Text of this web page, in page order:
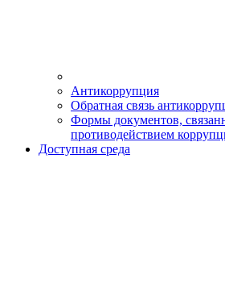
Антикоррупция
Обратная связь
Формы документов,
противодействием
Доступная среда